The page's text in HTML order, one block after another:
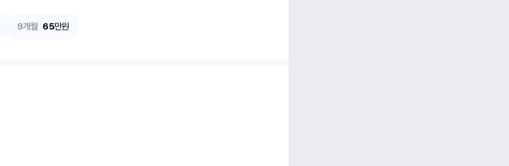
9개월 65만원